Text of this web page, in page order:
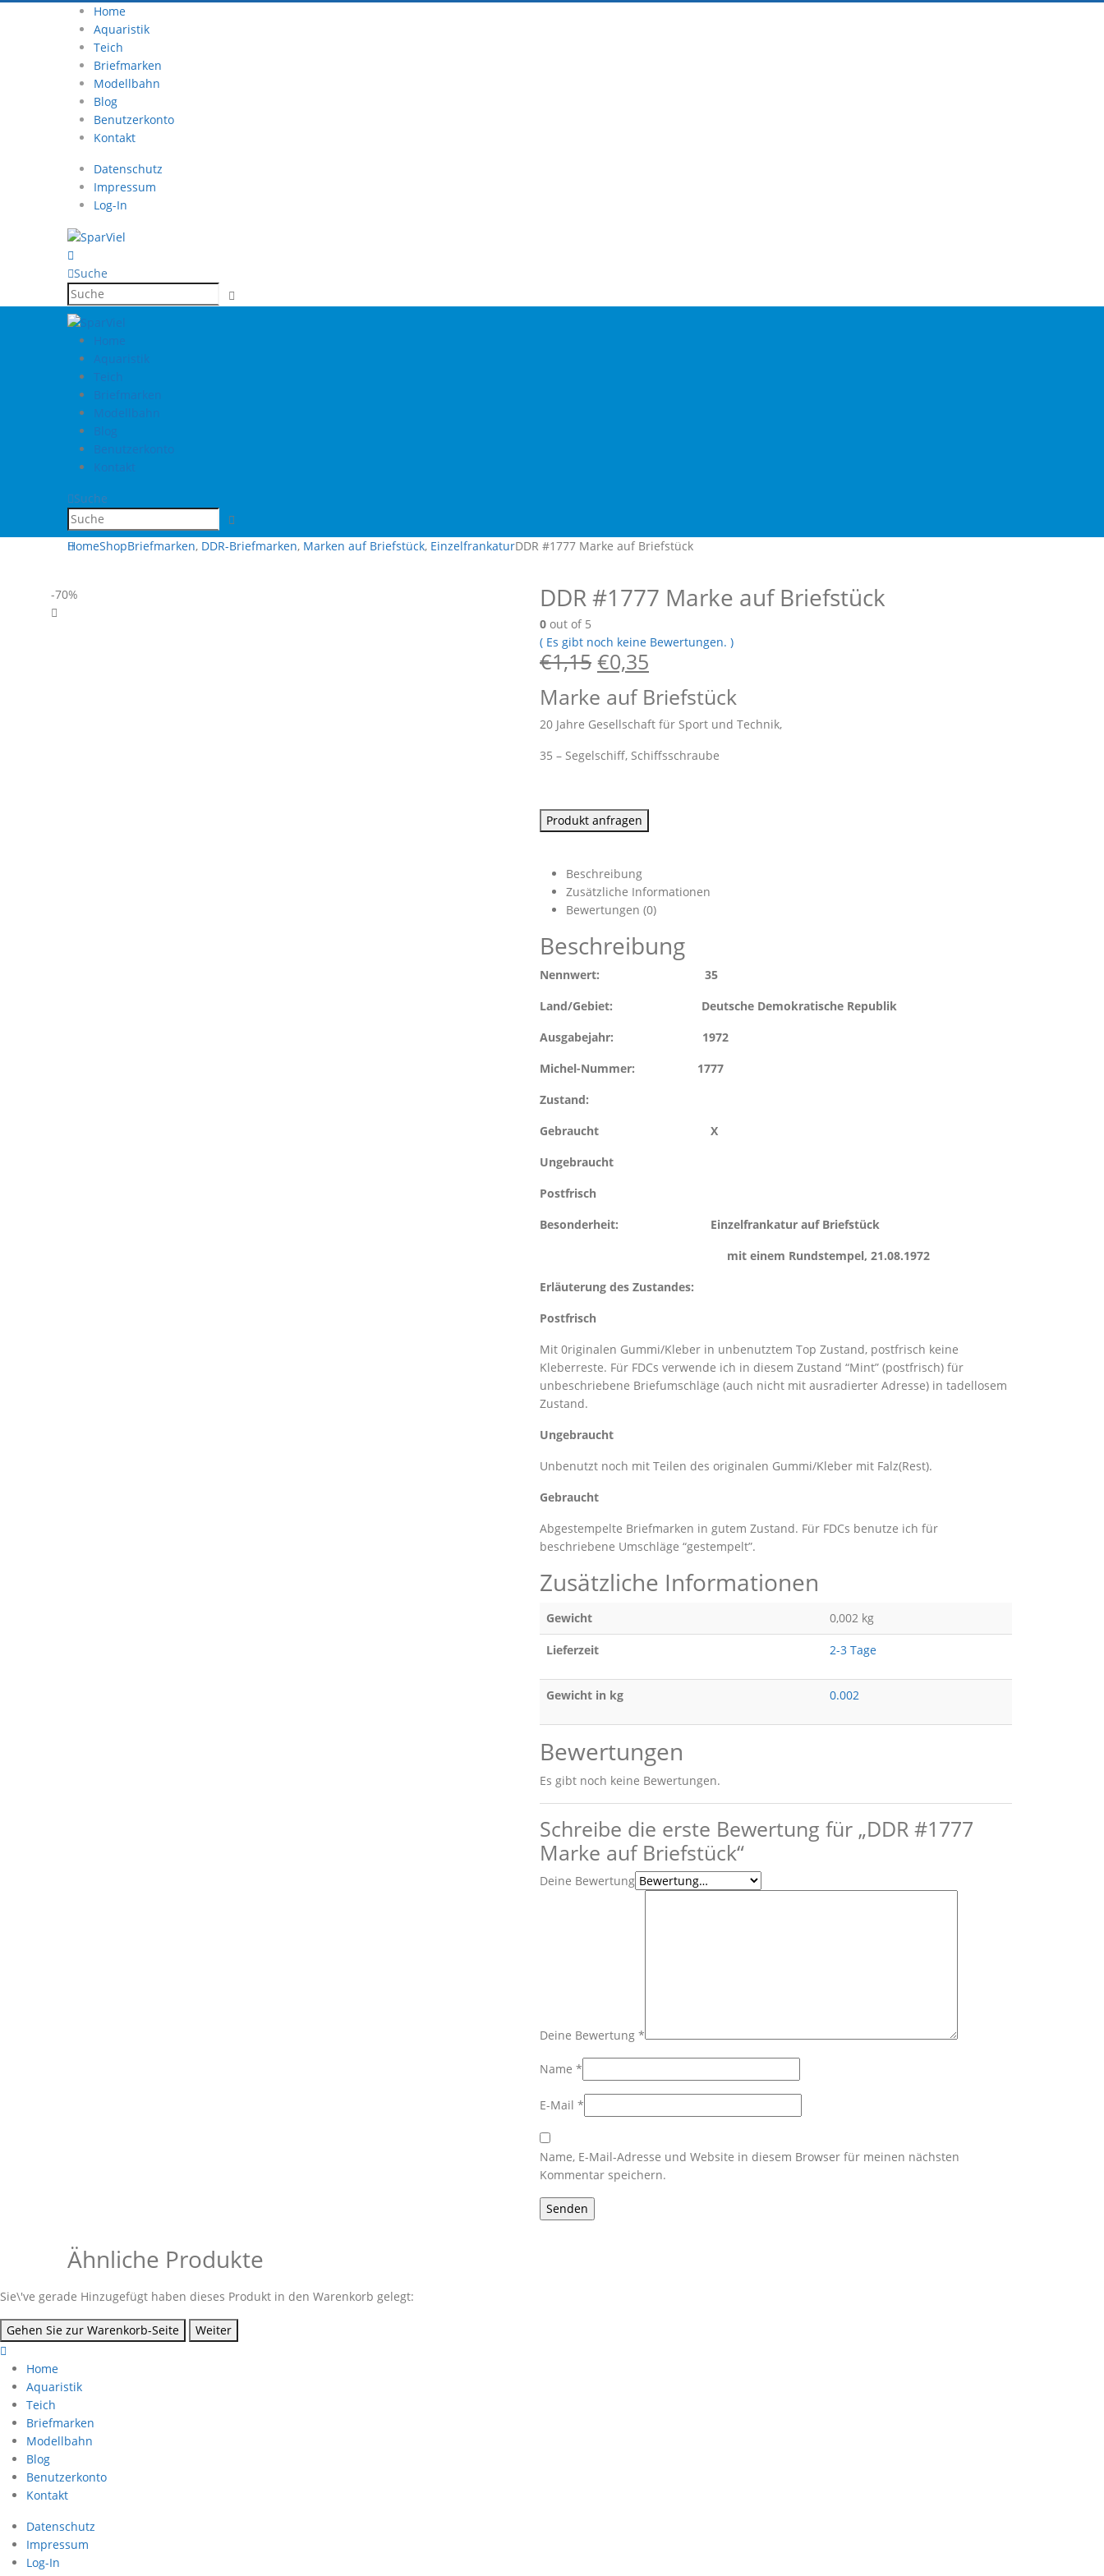
Home
Aquaristik
Teich
Briefmarken
Modellbahn
Blog
Benutzerkonto
Kontakt
Datenschutz
Impressum
Log-In
Suche
Home
Aquaristik
Teich
Briefmarken
Modellbahn
Blog
Benutzerkonto
Kontakt
Suche
HomeShopBriefmarken, DDR-Briefmarken, Marken auf Briefstück, EinzelfrankaturDDR #1777 Marke auf Briefstück
-70% DDR #1777 Marke auf Briefstück
0 out of 5
( Es gibt noch keine Bewertungen. )
€1,15 €0,35
Marke auf Briefstück
20 Jahre Gesellschaft für Sport und Technik,
35 – Segelschiff, Schiffsschraube
Produkt anfragen
Beschreibung
Zusätzliche Informationen
Bewertungen (0)
Beschreibung
Nennwert: 35
Land/Gebiet: Deutsche Demokratische Republik
Ausgabejahr: 1972
Michel-Nummer: 1777
Zustand:
Gebraucht X
Ungebraucht
Postfrisch
Besonderheit: Einzelfrankatur auf Briefstück
mit einem Rundstempel, 21.08.1972
Erläuterung des Zustandes:
Postfrisch
Mit 0riginalen Gummi/Kleber in unbenutztem Top Zustand, postfrisch keine
Kleberreste. Für FDCs verwende ich in diesem Zustand “Mint” (postfrisch) für
unbeschriebene Briefumschläge (auch nicht mit ausradierter Adresse) in tadellosem
Zustand.
Ungebraucht
Unbenutzt noch mit Teilen des originalen Gummi/Kleber mit Falz(Rest).
Gebraucht
Abgestempelte Briefmarken in gutem Zustand. Für FDCs benutze ich für
beschriebene Umschläge “gestempelt”.
Zusätzliche Informationen
Gewicht 0,002 kg
Lieferzeit 2-3 Tage
Gewicht in kg 0.002
Bewertungen
Es gibt noch keine Bewertungen.
Schreibe die erste Bewertung für „DDR #1777
Marke auf Briefstück“
Deine Bewertung
Deine Bewertung *
Name *
E-Mail *
Name, E-Mail-Adresse und Website in diesem Browser für meinen nächsten
Kommentar speichern.
Ähnliche Produkte
Sie\'ve gerade Hinzugefügt haben dieses Produkt in den Warenkorb gelegt:
Gehen Sie zur Warenkorb-Seite Weiter
Home
Aquaristik
Teich
Briefmarken
Modellbahn
Blog
Benutzerkonto
Kontakt
Datenschutz
Impressum
Log-In